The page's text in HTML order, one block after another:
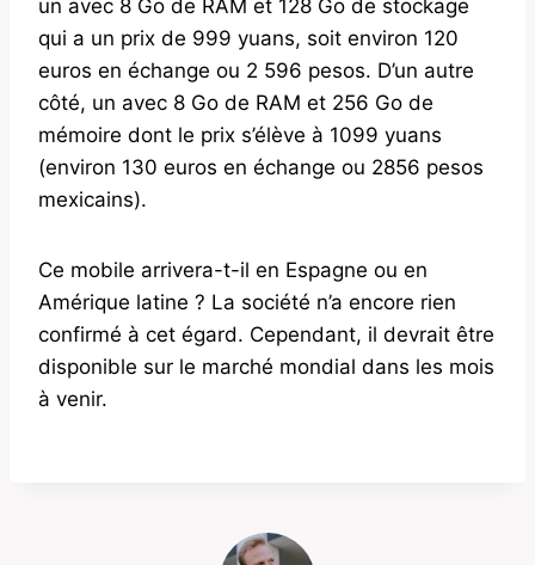
un avec 8 Go de RAM et 128 Go de stockage
qui a un prix de 999 yuans, soit environ 120
euros en échange ou 2 596 pesos. D’un autre
côté, un avec 8 Go de RAM et 256 Go de
mémoire dont le prix s’élève à 1099 yuans
(environ 130 euros en échange ou 2856 pesos
mexicains).
Ce mobile arrivera-t-il en Espagne ou en
Amérique latine ? La société n’a encore rien
confirmé à cet égard. Cependant, il devrait être
disponible sur le marché mondial dans les mois
à venir.